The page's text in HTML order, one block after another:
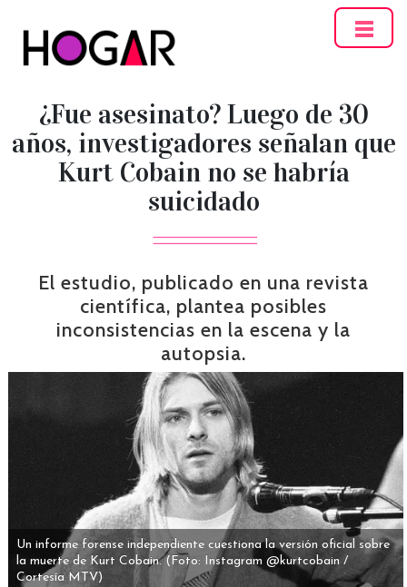
¿Fue asesinato? Luego de 30
años, investigadores señalan que
Kurt Cobain no se habría
suicidado
El estudio, publicado en una revista
científica, plantea posibles
inconsistencias en la escena y la
autopsia.
Un informe forense independiente cuestiona la versión oficial sobre
la muerte de Kurt Cobain. (Foto: Instagram @kurtcobain /
Cortesía MTV)